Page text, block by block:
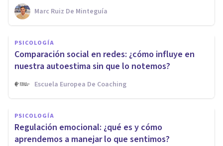
Marc Ruiz De Minteguía
PSICOLOGÍA
Comparación social en redes: ¿cómo influye en
nuestra autoestima sin que lo notemos?
Escuela Europea De Coaching
PSICOLOGÍA
Regulación emocional: ¿qué es y cómo
aprendemos a manejar lo que sentimos?